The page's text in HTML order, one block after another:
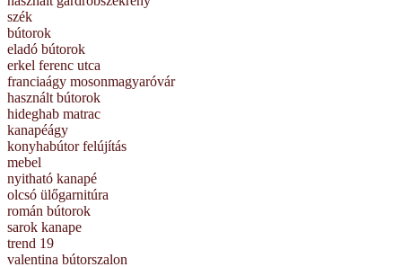
szék
bútorok
eladó bútorok
erkel ferenc utca
franciaágy mosonmagyaróvár
használt bútorok
hideghab matrac
kanapéágy
konyhabútor felújítás
mebel
nyitható kanapé
olcsó ülőgarnitúra
román bútorok
sarok kanape
trend 19
valentina bútorszalon